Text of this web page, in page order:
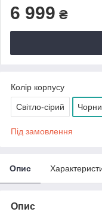
6 999 ₴
Колір корпусу
Світло-сірий
Під замовлення
Опис
Опис